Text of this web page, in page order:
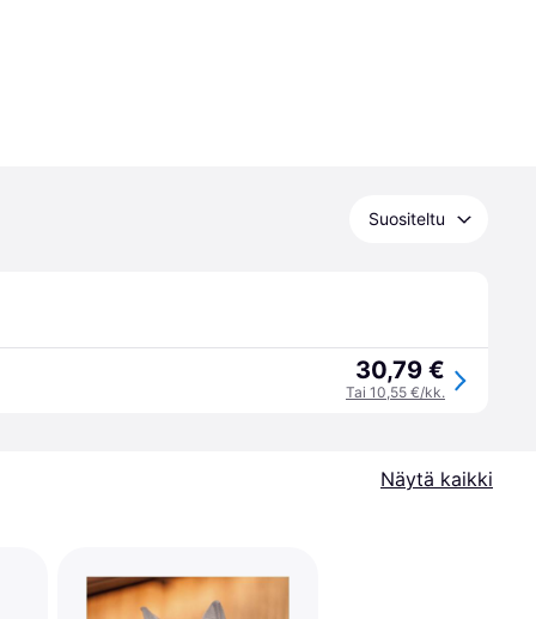
Suositeltu
30,79 €
Tai 10,55 €/kk.
Näytä kaikki